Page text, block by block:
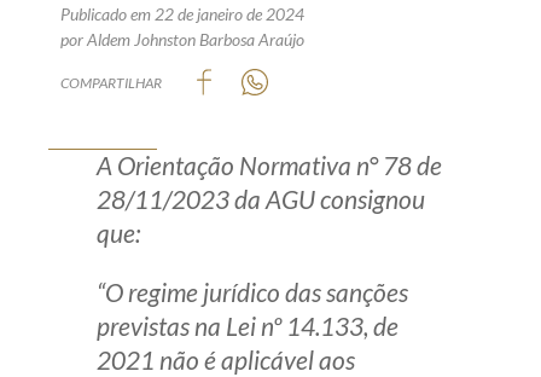
Política de Privacidade
Guia de Direitos dos Titulares de Dados
Encarregado (contato)
Produtos e serviços
Zênite Play
Orientação por Escrito
Mentoria Zênite
Publicado em 22 de janeiro de 2024
por Aldem Johnston Barbosa Araújo
COMPARTILHAR
A Orientação Normativa n° 78 de
28/11/2023 da AGU consignou
que:
“O regime jurídico das sanções
previstas na Lei nº 14.133, de
2021 não é aplicável aos